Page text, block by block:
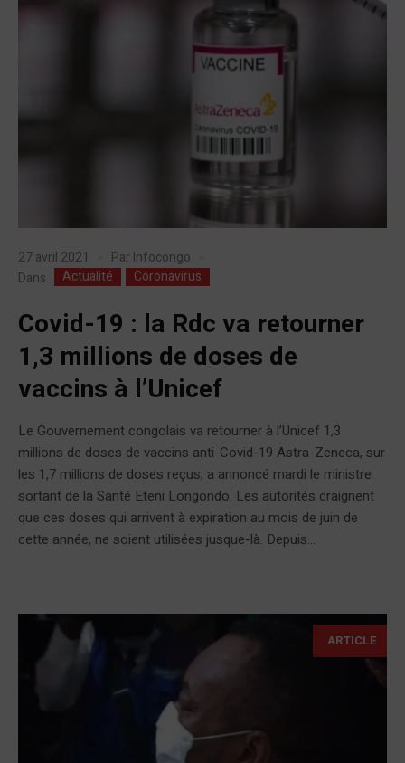
27 avril 2021 Par Infocongo
Dans
Actualité Coronavirus
Covid-19 : la Rdc va retourner
1,3 millions de doses de
vaccins à l’Unicef
Le Gouvernement congolais va retourner à l’Unicef 1,3
millions de doses de vaccins anti-Covid-19 Astra-Zeneca, sur
les 1,7 millions de doses reçus, a annoncé mardi le ministre
sortant de la Santé Eteni Longondo. Les autorités craignent
que ces doses qui arrivent à expiration au mois de juin de
cette année, ne soient utilisées jusque-là. Depuis...
ARTICLE